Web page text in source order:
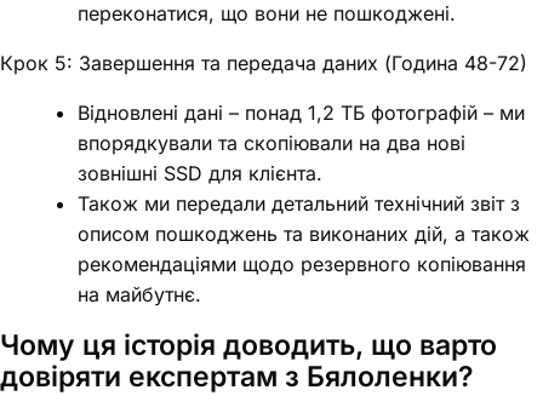
переконатися, що вони не пошкоджені.
Крок 5: Завершення та передача даних (Година 48-72)
Відновлені дані – понад 1,2 ТБ фотографій – ми
впорядкували та скопіювали на два нові
зовнішні SSD для клієнта.
Також ми передали детальний технічний звіт з
описом пошкоджень та виконаних дій, а також
рекомендаціями щодо резервного копіювання
на майбутнє.
Чому ця історія доводить, що варто
довіряти експертам з Бялоленки?